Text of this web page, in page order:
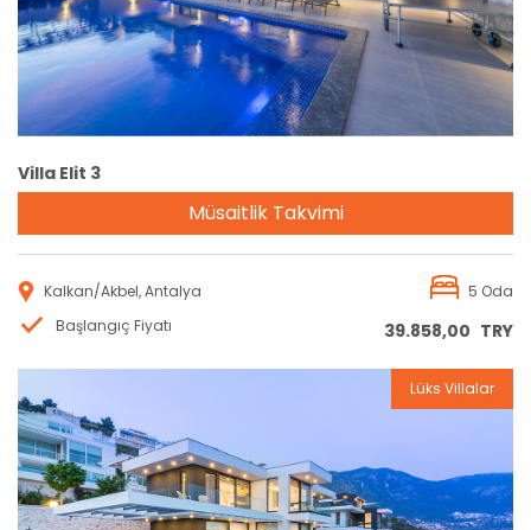
Villa Elit 3
Müsaitlik Takvimi
Kalkan/Akbel, Antalya
5 Oda
Başlangıç Fiyatı
39.858,00 TRY
Lüks Villalar